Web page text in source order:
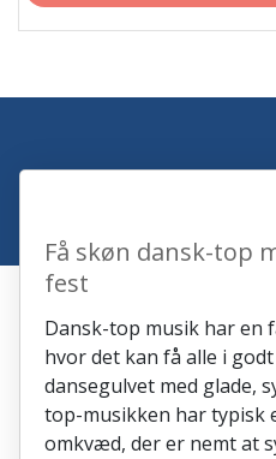
Få skøn dansk-top
fest
Dansk-top musik har en
hvor det kan få alle i
dansegulvet med glade,
top-musikken har typisk
omkvæd, der er nemt at